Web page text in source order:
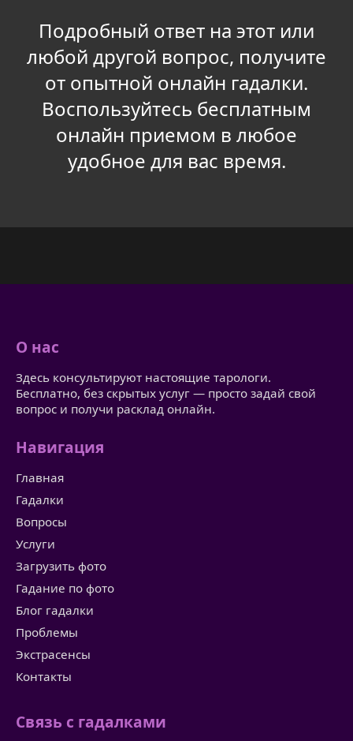
Подробный ответ на этот или
любой другой вопрос, получите
от опытной онлайн гадалки.
Воспользуйтесь бесплатным
онлайн приемом в любое
удобное для вас время.
О нас
Здесь консультируют настоящие тарологи.
Бесплатно, без скрытых услуг — просто задай свой
вопрос и получи расклад онлайн.
Навигация
Главная
Гадалки
Вопросы
Услуги
Загрузить фото
Гадание по фото
Блог гадалки
Проблемы
Экстрасенсы
Контакты
Связь с гадалками